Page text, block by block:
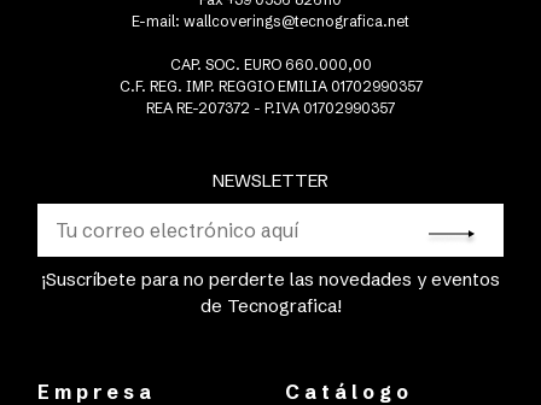
NEWSLETTER
¡Suscríbete para no perderte las novedades y eventos
de Tecnografica!
E-mail: wallcoverings@tecnografica.net
CAP. SOC. EURO 660.000,00
C.F. REG. IMP. REGGIO EMILIA 01702990357
REA RE-207372 - P.IVA 01702990357
Empresa Catálogo